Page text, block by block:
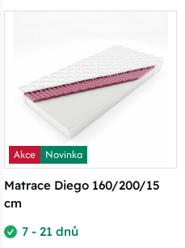
Akce
Novinka
Matrace Diego 160/200/15
cm
7 - 21 dnů